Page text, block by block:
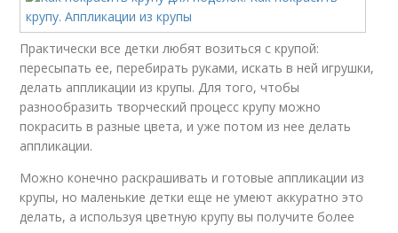
Практически все детки любят возиться с крупой:
пересыпать ее, перебирать руками, искать в ней игрушки,
делать аппликации из крупы. Для того, чтобы
разнообразить творческий процесс крупу можно
покрасить в разные цвета, и уже потом из нее делать
аппликации.
Можно конечно раскрашивать и готовые аппликации из
крупы, но маленькие детки еще не умеют аккуратно это
делать, а используя цветную крупу вы получите более